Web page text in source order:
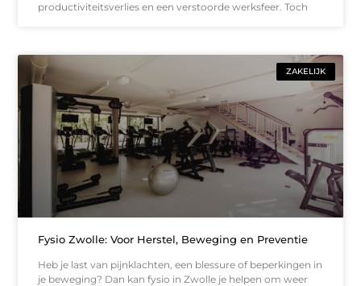
productiviteitsverlies en een verstoorde werksfeer. Toch
ZAKELIJK
Fysio Zwolle: Voor Herstel, Beweging en Preventie
Heb je last van pijnklachten, een blessure of beperkingen in
je beweging? Dan kan fysio in Zwolle je helpen om weer